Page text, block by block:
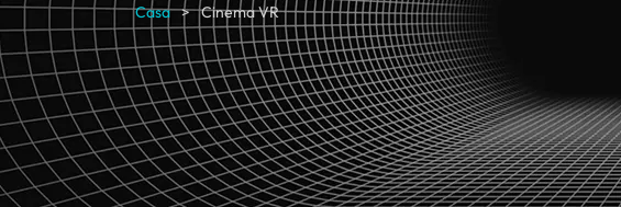
Casa > Cinema VR